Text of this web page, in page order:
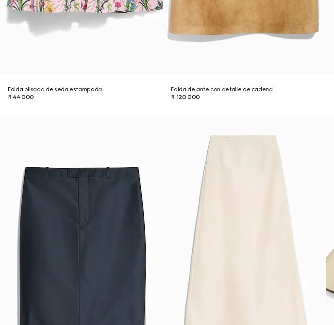
Falda plisada de seda estampada
R 44 000
Falda de ante con detalle de cadena
R 120 000